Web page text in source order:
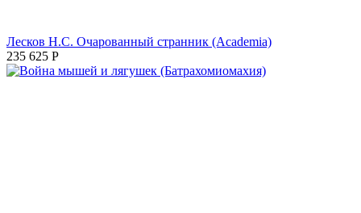
Лесков Н.С. Очарованный странник (Academia)
235 625 Р